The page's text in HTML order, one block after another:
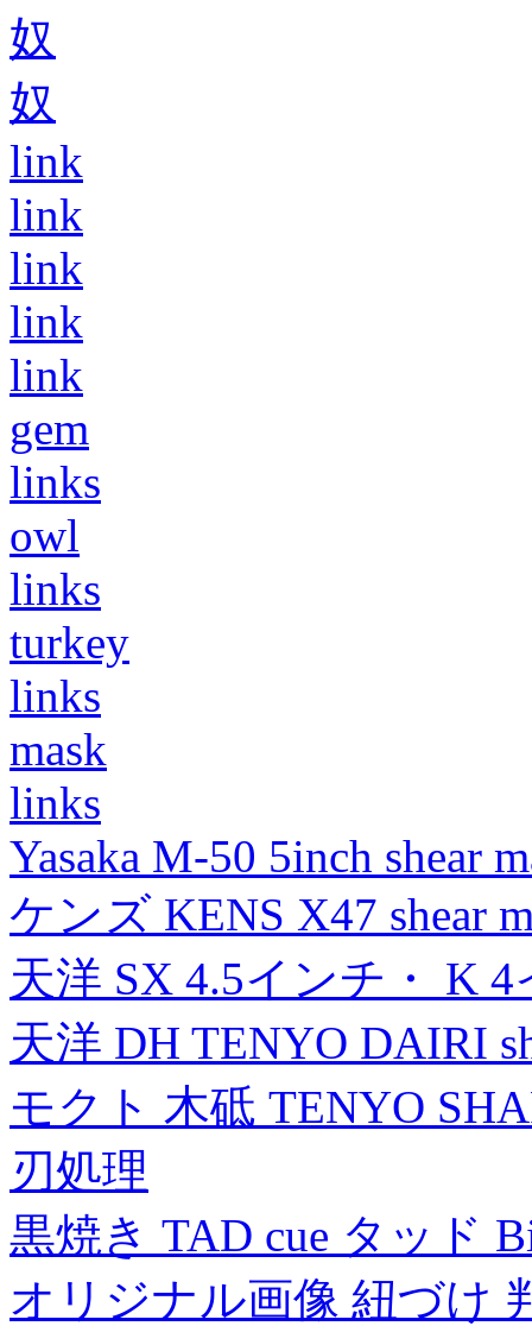
奴
奴
link
link
link
link
link
gem
links
owl
links
turkey
links
mask
links
Yasaka M-50 5inch shear
ケンズ KENS X47 shear
天洋 SX 4.5インチ・ K
天洋 DH TENYO DAIRI
モクト 木砥 TENYO
刃処理
黒焼き TAD cue タッド
オリジナル画像 紐づけ